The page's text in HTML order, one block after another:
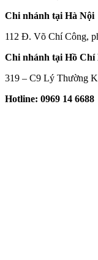
Chi nhánh tại Hà Nội
112 Đ. Võ Chí Công,
Chi nhánh tại Hồ Chí
319 – C9 Lý Thường
Hotline: 0969 14 6688